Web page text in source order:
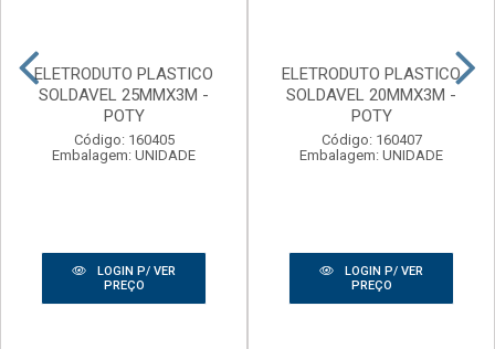
ELETRODUTO PLASTICO
SOLDAVEL 25MMX3M -
POTY
Código: 160405
Embalagem: UNIDADE
LOGIN P/ VER
PREÇO
ELETRODUTO PLASTICO
SOLDAVEL 20MMX3M -
POTY
Código: 160407
Embalagem: UNIDADE
LOGIN P/ VER
PREÇO